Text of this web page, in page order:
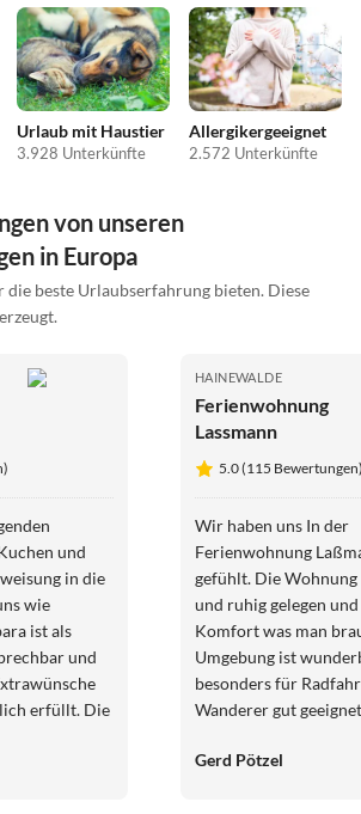
Urlaub mit Haustier
3.928 Unterkünfte
Allergikergeeignet
2.572 Unterkünfte
von unseren
in Europa
beste Urlaubserfahrung bieten. Diese
und
in die
wie
ist als
und
erfüllt. Die
HAINEWALDE
Ferienwohnung
Lassmann
5.0 (115
Wir haben uns In der
Ferienwohnung
gefühlt. Die Wohnung
und ruhig gelegen
Komfort was man
Umgebung ist
besonders für
Wanderer gut
freundlich und er war
Gerd Pötzel